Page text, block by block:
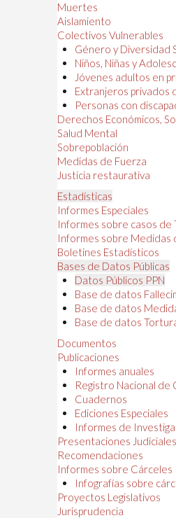
Muertes
Aislamiento
Colectivos Vulnerables
Género y Diversidad
Niños, Niñas y
Jóvenes adultos en
Extranjeros privados
Personas con
Derechos Económicos,
Salud Mental
Sobrepoblación
Medidas de Fuerza
Justicia restaurativa
Estadísticas
Informes Especiales
Informes sobre casos de
Informes sobre Medidas
Boletines Estadísticos
Bases de Datos Públicas
Datos Públicos PPN
Base de datos
Base de datos
Base de datos
Documentos
Publicaciones
Informes anuales
Registro Nacional de
Cuadernos
Ediciones Especiales
Informes de
Presentaciones Judiciales
Recomendaciones
Informes sobre Cárceles
Infografías sobre
Proyectos Legislativos
Jurisprudencia